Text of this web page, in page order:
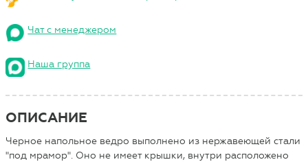
Чат с менеджером
Наша группа
ОПИСАНИЕ
Черное напольное ведро выполнено из нержавеющей стали
"под мрамор". Оно не имеет крышки, внутри расположено